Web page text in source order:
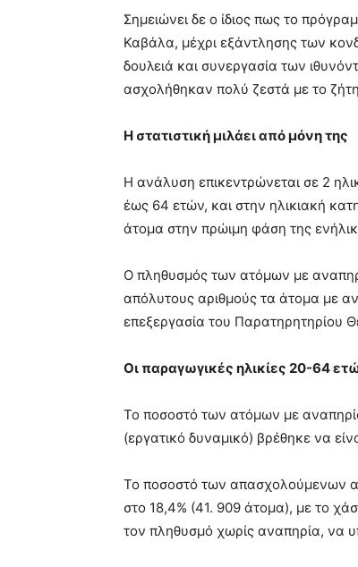
Σημειώνει δε ο ίδιος πως το
Καβάλα, μέχρι εξάντλησης των
δουλειά και συνεργασία των
ασχολήθηκαν πολύ ζεστά με το
Η στατιστική μιλάει από μόνη της
Η ανάλυση επικεντρώνεται σε 2
έως 64 ετών, και στην ηλικιακή
άτομα στην πρώιμη φάση της
Ο πληθυσμός των ατόμων με
απόλυτους αριθμούς τα άτομα με
επεξεργασία του Παρατηρητηρίου
Οι παραγωγικές ηλικίες 20-64
Το ποσοστό των ατόμων με
(εργατικό δυναμικό) βρέθηκε να
Το ποσοστό των απασχολούμενων
στο 18,4% (41. 909 άτομα), με το
τον πληθυσμό χωρίς αναπηρία, να